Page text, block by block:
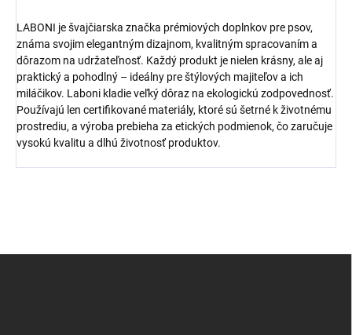
LABONI je švajčiarska značka prémiových doplnkov pre psov,
známa svojim elegantným dizajnom, kvalitným spracovaním a
dôrazom na udržateľnosť. Každý produkt je nielen krásny, ale aj
praktický a pohodlný – ideálny pre štýlových majiteľov a ich
miláčikov. Laboni kladie veľký dôraz na ekologickú zodpovednosť.
Používajú len certifikované materiály, ktoré sú šetrné k životnému
prostrediu, a výroba prebieha za etických podmienok, čo zaručuje
vysokú kvalitu a dlhú životnosť produktov.